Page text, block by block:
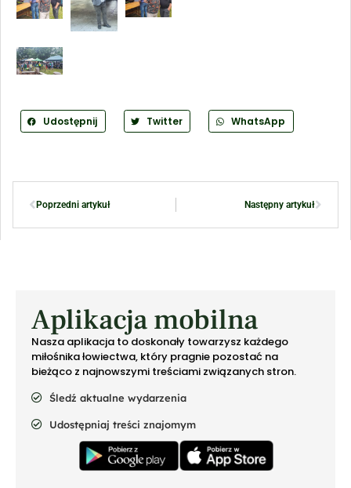
Udostępnij Twitter WhatsApp
Poprzedni artykuł Następny artykuł
Aplikacja mobilna
Nasza aplikacja to doskonały towarzysz każdego
miłośnika łowiectwa, który pragnie pozostać na
bieżąco z najnowszymi treściami związanych stron.
Śledź aktualne wydarzenia
Udostępniaj treści znajomym